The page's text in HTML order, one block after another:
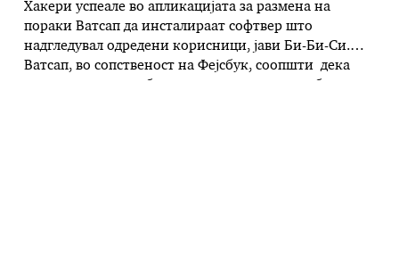
Хакери успеале во апликацијата за размена на
пораки Ватсап да инсталираат софтвер што
надгледувал одредени корисници, јави Би-Би-Си.
Ватсап, во сопственост на Фејсбук, соопшти дека